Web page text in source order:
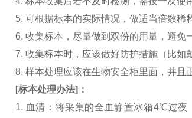
5. 可根据标本的实际情况，做适当倍数稀
6. 收集标本，尽量做到双份的用量，避免
7. 收集标本时，应该做好防护措施（比如
8. 样本处理应该在生物安全柜里面，并且
[标本处理办法]：
1. 血清：将采集的全血静置冰箱4℃过夜